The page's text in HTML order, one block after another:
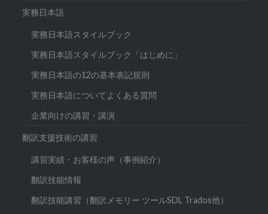
実務日本語
実務日本語スタイルブック
実務日本語スタイルブック「はじめに」
実務日本語の12の基本表記規則
実務日本語についてよくある質問
企業向けの講習・講演
翻訳支援技術の講習
講習実績・お客様の声（事例紹介）
翻訳技能情報
翻訳技能講習（翻訳メモリー ツールSDL Trados他）